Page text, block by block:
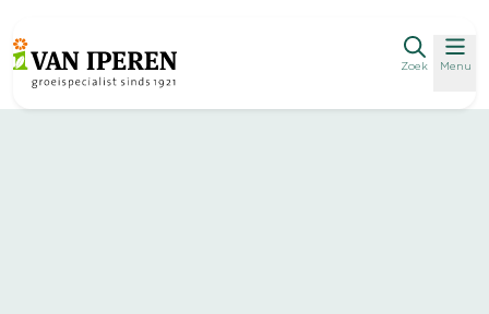
Zoek Menu